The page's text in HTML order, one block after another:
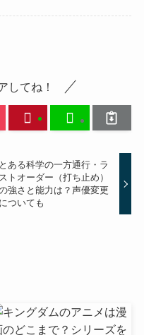
してね！
とある科学の一方通行・ラ
ストオーダー（打ち止め）
強さと能力は？声優変更
についても